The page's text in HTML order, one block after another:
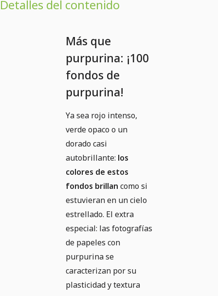
Detalles del contenido
Más que
purpurina: ¡100
fondos de
purpurina!
Ya sea rojo intenso,
verde opaco o un
dorado casi
autobrillante: los
colores de estos
fondos brillan como si
estuvieran en un cielo
estrellado. El extra
especial: las fotografías
de papeles con
purpurina se
caracterizan por su
plasticidad y textura